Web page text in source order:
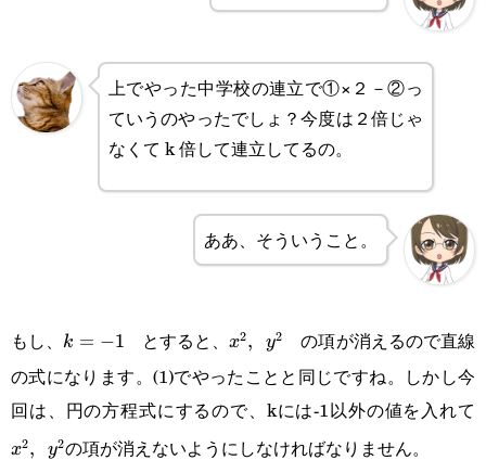
上でやった中学校の連立で①×２－②っ
ていうのやったでしょ？今度は２倍じゃ
なくて k 倍して連立してるの。
ああ、そういうこと。
もし、 k=-1
k = −1 とすると、 x^2,\enspace
y^2
x2, y2
の項が消えるので直線
の式になります。(1)でやったことと同じですね。しかし今
回は、円の方程式にするので、kには-1以外の値を入れて
x2, y2の項が消えないようにしなければなりません。